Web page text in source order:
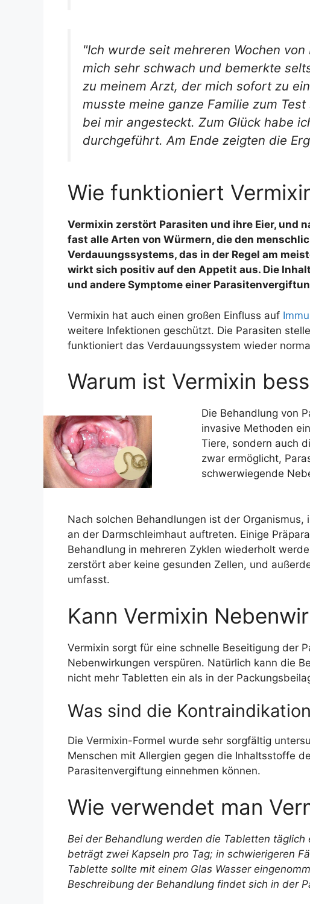
"Ich wurde seit mehreren Wochen
mich sehr schwach und bemerkte
zu meinem Arzt, der mich sofort zu
musste meine ganze Familie zum
bei mir angesteckt. Zum Glück habe
durchgeführt. Am Ende zeigten die
Wie funktioniert
Vermixin zerstört Parasiten und ihre Eier, und
fast alle Arten von Würmern, die den
Verdauungssystems, das in der Regel am
wirkt sich positiv auf den Appetit aus. Die
und andere Symptome einer
Vermixin hat auch einen großen Einfluss auf
weitere Infektionen geschützt. Die Parasiten
funktioniert das Verdauungssystem wieder
Warum ist Vermixin
Die Behandlung von
invasive Methoden
Tiere, sondern auch
zwar ermöglicht,
schwerwiegende
Nach solchen Behandlungen ist der
an der Darmschleimhaut auftreten. Einige
Behandlung in mehreren Zyklen wiederholt
zerstört aber keine gesunden Zellen, und
umfasst.
Kann Vermixin
Vermixin sorgt für eine schnelle Beseitigung der
Nebenwirkungen verspüren. Natürlich kann die
nicht mehr Tabletten ein als in der
Was sind die
Die Vermixin-Formel wurde sehr sorgfältig
Menschen mit Allergien gegen die Inhaltsstoffe
Parasitenvergiftung einnehmen können.
Wie verwendet man
Bei der Behandlung werden die Tabletten
beträgt zwei Kapseln pro Tag; in schwierigeren
Tablette sollte mit einem Glas Wasser
Beschreibung der Behandlung findet sich in der